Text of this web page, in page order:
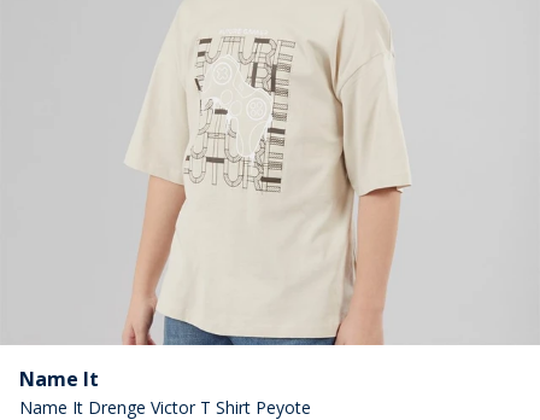
Name It
Name It Drenge Victor T Shirt Peyote